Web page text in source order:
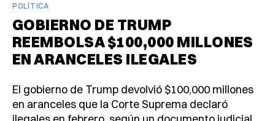
POLÍTICA
GOBIERNO DE TRUMP
REEMBOLSA $100,000 MILLONES
EN ARANCELES ILEGALES
El gobierno de Trump devolvió $100,000 millones
en aranceles que la Corte Suprema declaró